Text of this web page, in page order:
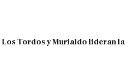
Tordos y Murialdo lideran la